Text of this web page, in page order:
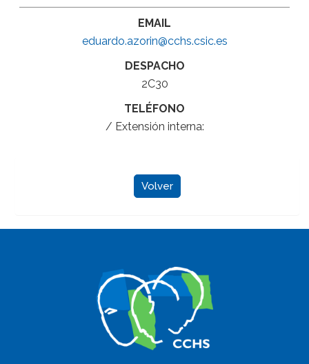
EMAIL
eduardo.azorin@cchs.csic.es
DESPACHO
2C30
TELÉFONO
/ Extensión interna:
Volver